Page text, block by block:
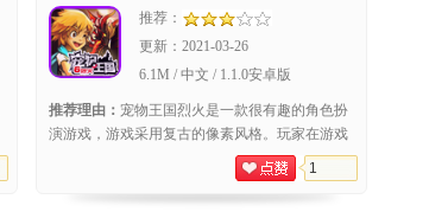
推荐：
更新： 2021-03-26
6.1M / 中文 / 1.1.0安卓版
推荐理由： 宠物王国烈火是一款很有趣的角色扮
演游戏，游戏采用复古的像素风格。玩家在游戏
中需要扮演一位训练师的角色，收集各种可爱的
1